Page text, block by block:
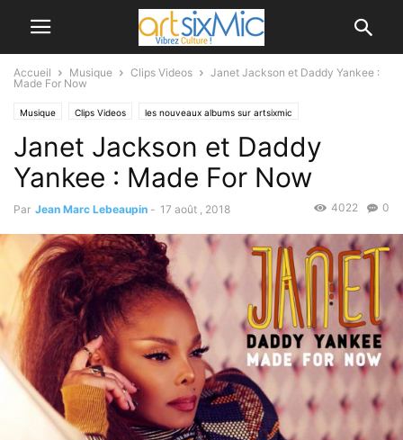
Accueil Musique Clips Videos
Janet Jackson et Daddy Yankee :
Made For Now
Musique Clips Videos les nouveaux albums sur artsixmic
Janet Jackson et Daddy
Yankee : Made For Now
Par Jean Marc Lebeaupin - 17 août , 2018 0
4022